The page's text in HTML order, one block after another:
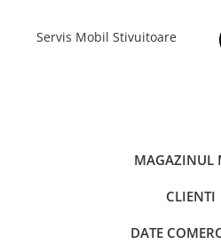
Ulei Hidraulic
Servis Mobil Stivuitoare
MAGAZINUL
CLIENTI
DATE